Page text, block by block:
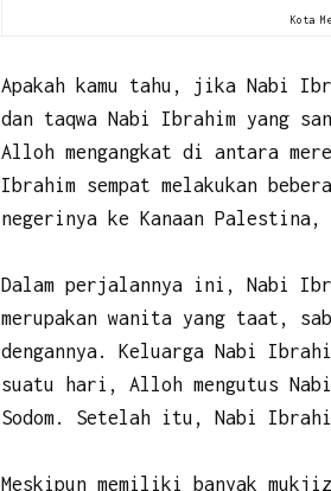
Kota
Apakah kamu tahu, jika Nabi
dan taqwa Nabi Ibrahim yang
Alloh mengangkat di antara
Ibrahim sempat melakukan
negerinya ke Kanaan
Dalam perjalannya ini, Nabi
merupakan wanita yang taat,
dengannya. Keluarga Nabi
suatu hari, Alloh mengutus
Sodom. Setelah itu, Nabi
Meskipun memiliki banyak